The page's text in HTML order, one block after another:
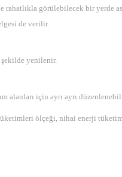
görülebilecek bir yerde
de verilir.
yenilenir.
alanları için ayrı ayrı
ölçeği, nihai enerji